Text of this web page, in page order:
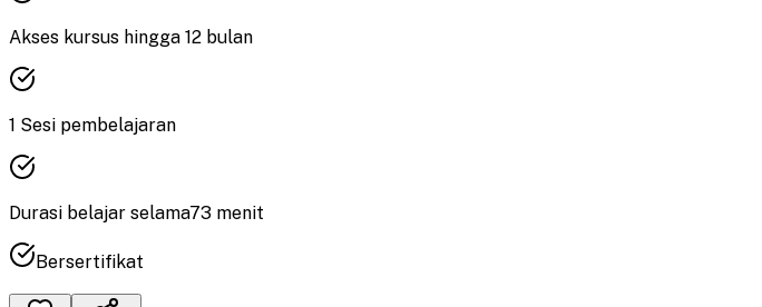
Akses kursus hingga 12 bulan
1 Sesi pembelajaran
Durasi belajar selama73 menit
Bersertifikat